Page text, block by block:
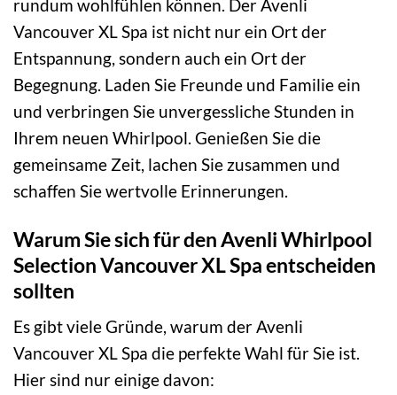
rundum wohlfühlen können. Der Avenli
Vancouver XL Spa ist nicht nur ein Ort der
Entspannung, sondern auch ein Ort der
Begegnung. Laden Sie Freunde und Familie ein
und verbringen Sie unvergessliche Stunden in
Ihrem neuen Whirlpool. Genießen Sie die
gemeinsame Zeit, lachen Sie zusammen und
schaffen Sie wertvolle Erinnerungen.
Warum Sie sich für den Avenli Whirlpool
Selection Vancouver XL Spa entscheiden
sollten
Es gibt viele Gründe, warum der Avenli
Vancouver XL Spa die perfekte Wahl für Sie ist.
Hier sind nur einige davon: